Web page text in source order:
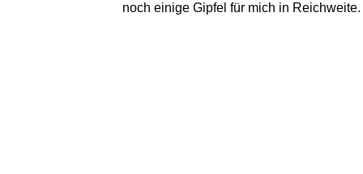
noch einige Gipfel für mich in